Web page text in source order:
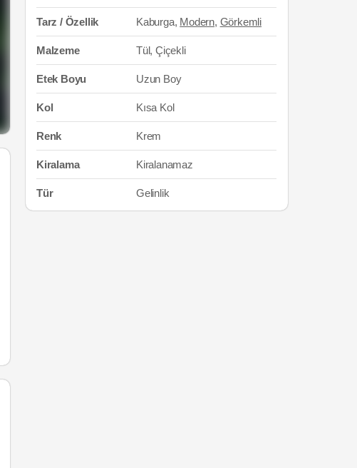
Tarz / Özellik Kaburga, Modern, Görkemli
Malzeme Tül, Çiçekli
Etek Boyu Uzun Boy
Kol Kısa Kol
Renk Krem
Kiralama Kiralanamaz
Tür Gelinlik